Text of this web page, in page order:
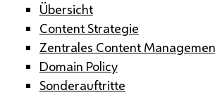
Übersicht
Content Strategie
Zentrales Content
Domain Policy
Sonderauftritte